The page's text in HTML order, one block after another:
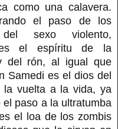
como una calavera.
el paso de los
sexo violento,
es el espíritu de la
del rón, al igual que
Samedi es el dios del
la vuelta a la vida, ya
paso a la ultratumba
el loa de los zombis